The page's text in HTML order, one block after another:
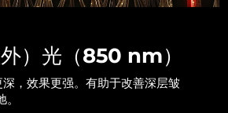
）光（850 nm）
，效果更强。有助于改善深层皱
预计送达日期 10/8/26